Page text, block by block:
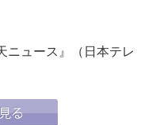
ュース』（日本テレ